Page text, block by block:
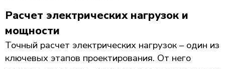
Расчет электрических нагрузок и
мощности
Точный расчет электрических нагрузок – один из
ключевых этапов проектирования. От него